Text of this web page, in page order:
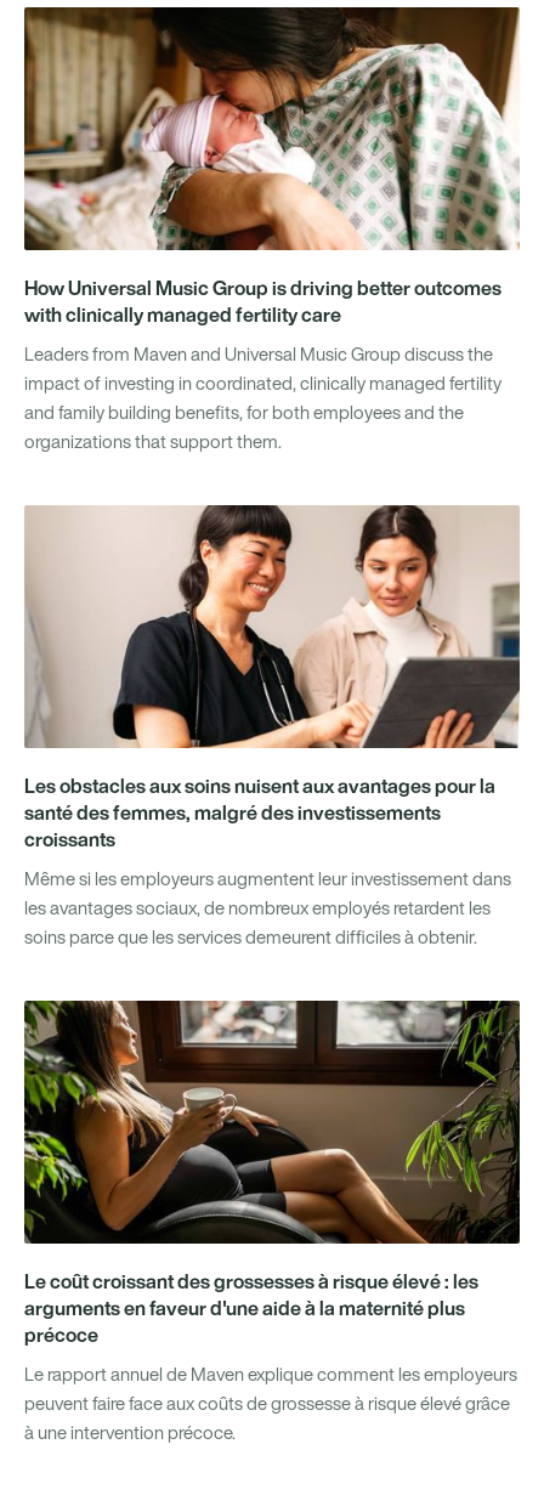
How Universal Music Group is driving better outcomes
with clinically managed fertility care
Leaders from Maven and Universal Music Group discuss the
impact of investing in coordinated, clinically managed fertility
and family building benefits, for both employees and the
organizations that support them.
Les obstacles aux soins nuisent aux avantages pour la
santé des femmes, malgré des investissements
croissants
Même si les employeurs augmentent leur investissement dans
les avantages sociaux, de nombreux employés retardent les
soins parce que les services demeurent difficiles à obtenir.
Le coût croissant des grossesses à risque élevé : les
arguments en faveur d'une aide à la maternité plus
précoce
Le rapport annuel de Maven explique comment les employeurs
peuvent faire face aux coûts de grossesse à risque élevé grâce
à une intervention précoce.